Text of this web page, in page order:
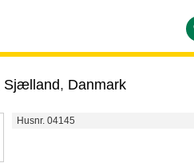
Sjælland, Danmark
Husnr. 04145